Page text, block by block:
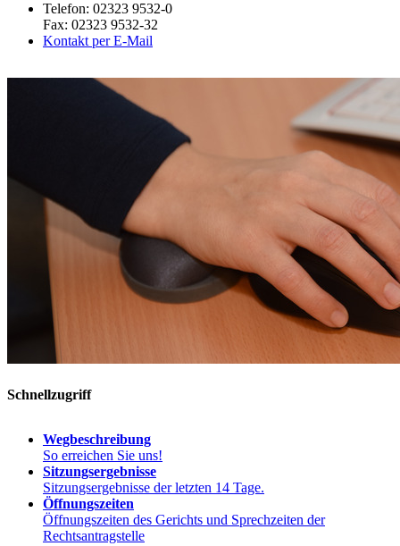
Telefon: 02323 9532-0
Fax: 02323 9532-32
Kontakt per E-Mail
Schnellzugriff
Wegbeschreibung
So erreichen Sie uns!
Sitzungsergebnisse
Sitzungsergebnisse der letzten 14 Tage.
Öffnungszeiten
Öffnungszeiten des Gerichts und Sprechzeiten der
Rechtsantragstelle